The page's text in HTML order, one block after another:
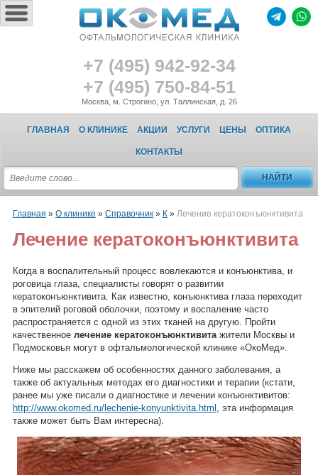
+7 (495) 942-92-34
+7 (495) 750-84-51
Москва, м. Строгино, ул. Таллинская, д. 26
ГЛАВНАЯ О КЛИНИКЕ АКЦИИ УСЛУГИ ЦЕНЫ ОПТИКА
КОНТАКТЫ
Главная » О клинике » Справочник» К» Лечение кератоконъюнктивита
Лечение кератоконъюнктивита
Когда в воспалительный процесс вовлекаются и конъюнктива, и
роговица глаза, специалисты говорят о развитии
кератоконъюнктивита. Как известно, конъюнктива глаза переходит
в эпителий роговой оболочки, поэтому и воспаление часто
распространяется с одной из этих тканей на другую. Пройти
качественное лечение кератоконъюнктивитажители Москвы и
Подмосковья могут в офтальмологической клинике «ОкоМед».
Ниже мы расскажем об особенностях данного заболевания, а
также об актуальных методах его диагностики и терапии (кстати,
ранее мы уже писали о диагностике и лечении конъюнктивитов:
http://www.okomed.ru/lechenie-konyunktivita.html
, эта информация
также может быть Вам интересна).